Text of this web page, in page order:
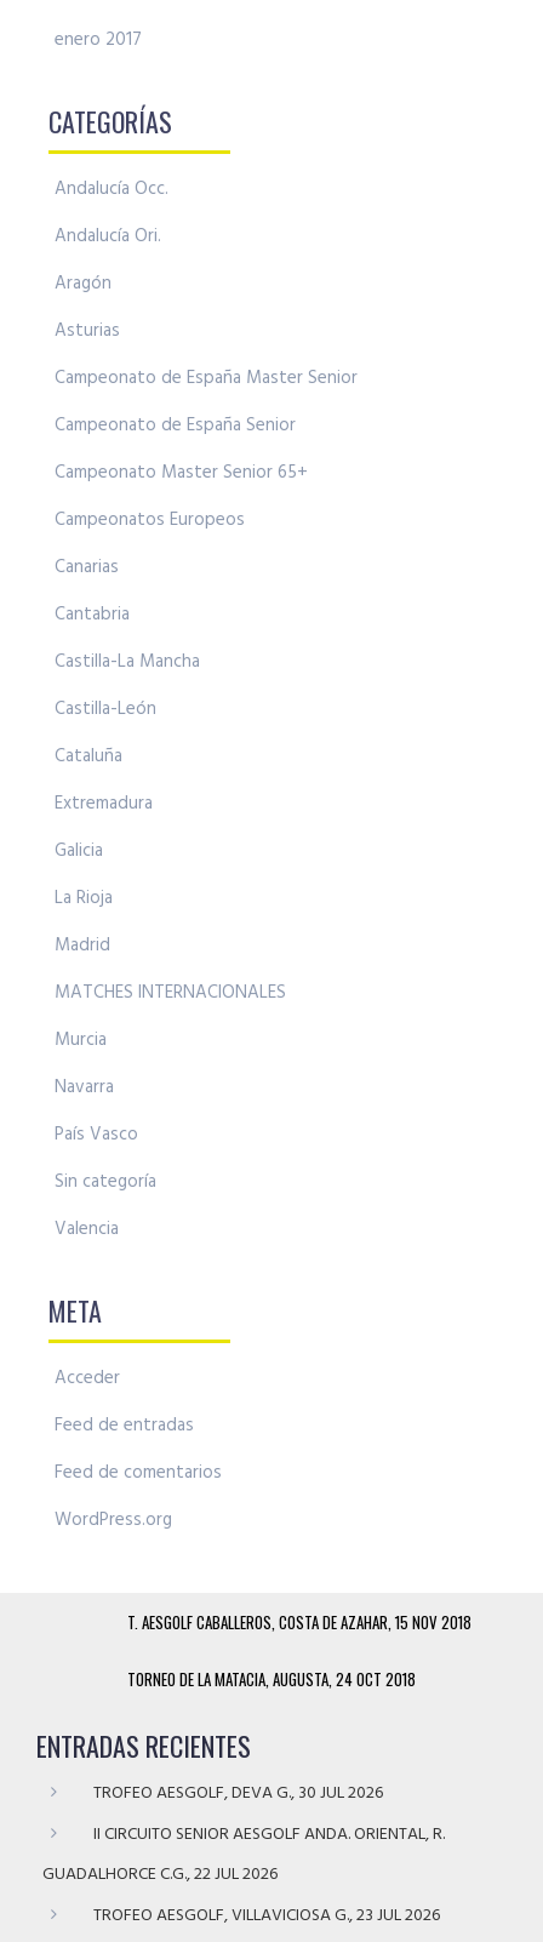
enero 2017
CATEGORÍAS
Andalucía Occ.
Andalucía Ori.
Aragón
Asturias
Campeonato de España Master Senior
Campeonato de España Senior
Campeonato Master Senior 65+
Campeonatos Europeos
Canarias
Cantabria
Castilla-La Mancha
Castilla-León
Cataluña
Extremadura
Galicia
La Rioja
Madrid
MATCHES INTERNACIONALES
Murcia
Navarra
País Vasco
Sin categoría
Valencia
META
Acceder
Feed de entradas
Feed de comentarios
WordPress.org
T. AESGOLF CABALLEROS, COSTA DE AZAHAR, 15 NOV 2018
TORNEO DE LA MATACIA, AUGUSTA, 24 OCT 2018
ENTRADAS RECIENTES
TROFEO AESGOLF, DEVA G., 30 JUL 2026
II CIRCUITO SENIOR AESGOLF ANDA. ORIENTAL, R.
GUADALHORCE C.G., 22 JUL 2026
TROFEO AESGOLF, VILLAVICIOSA G., 23 JUL 2026